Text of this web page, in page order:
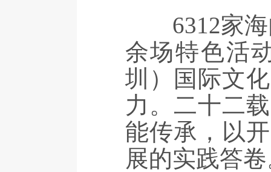
6312家海
余场特色活
圳）国际文
力。二十二
能传承，以
展的实践答